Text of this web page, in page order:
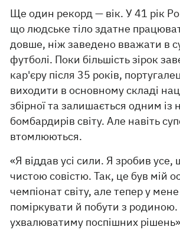
Ще один рекорд — вік. У 41 рік
що людське тіло здатне
довше, ніж заведено вважати в
футболі. Поки більшість зірок
кар'єру після 35 років,
виходити в основному складі
збірної та залишається одним
бомбардирів світу. Але навіть
втомлюються.
«Я віддав усі сили. Я зробив усе,
чистою совістю. Так, це був мій
чемпіонат світу, але тепер у
поміркувати й побути з
ухвалюватиму поспішних